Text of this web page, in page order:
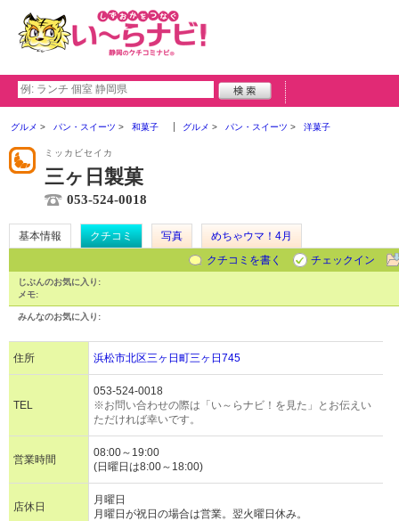
グルメ パン・スイーツ 和菓子 グルメ パン・スイーツ 洋菓子
ミッカビセイカ
三ヶ日製菓
053-524-0018
基本情報 クチコミ 写真
めちゃウマ！4月
クチコミを書く
チェックイン
じぶんのお気に入り:
メモ:
みんなのお気に入り:
住所 浜松市北区三ヶ日町三ヶ日745
TEL
053-524-0018
※お問い合わせの際は「い～らナビ！を見た」とお伝えい
ただければ幸いです。
営業時間
08:00～19:00
(日曜日は8:00～18:00)
店休日
月曜日
月曜日が祝日の場合は営業。翌火曜日休み。